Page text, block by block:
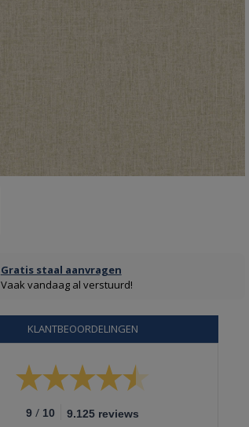
Gratis staal aanvragen
Vaak vandaag al verstuurd!
KLANTBEOORDELINGEN
9 / 10 9.125 reviews